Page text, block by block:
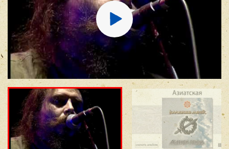
Отзыв*
Прикрепить фото